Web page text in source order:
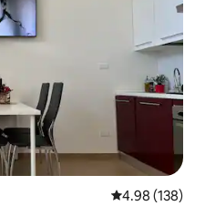
औसत रेटिंग 5 में से
4.98 (138)